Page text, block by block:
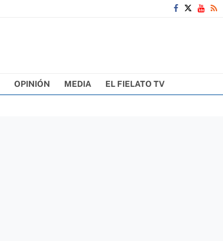
OPINIÓN MEDIA EL FIELATO TV